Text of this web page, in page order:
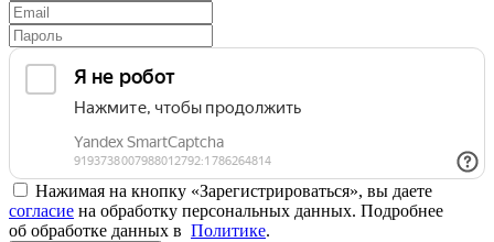
Нажимая на кнопку «Зарегистрироваться», вы даете
согласие на обработку персональных данных. Подробнее
об обработке данных в Политике.